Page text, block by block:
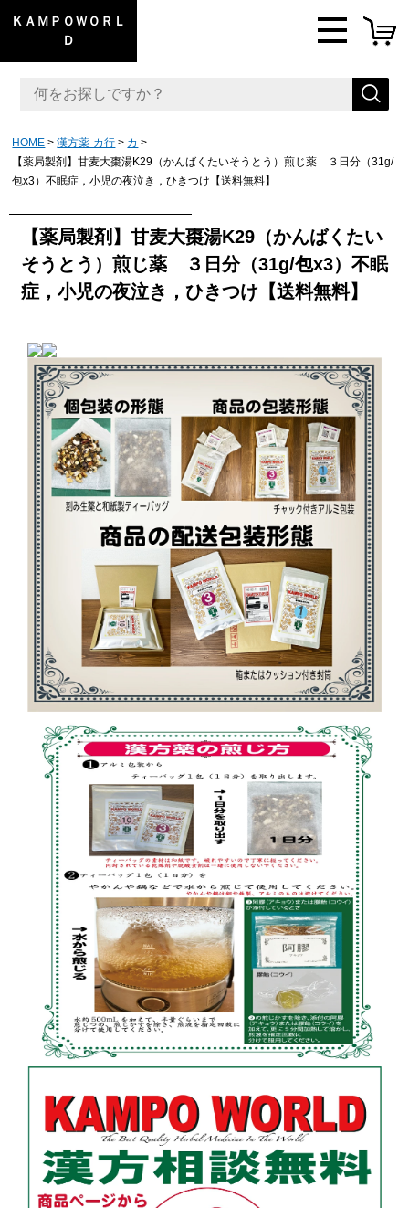
ＫＡＭＰＯＷＯＲＬ
Ｄ
HOME 漢方薬-カ行
カ
【薬局製剤】甘麦大棗湯K29（かんばくたいそうとう）煎じ薬 ３日分（31g/
包x3）不眠症，小児の夜泣き，ひきつけ【送料無料】
【薬局製剤】甘麦大棗湯K29（かんばくたい
そうとう）煎じ薬 ３日分（31g/包x3）不眠
症，小児の夜泣き，ひきつけ【送料無料】